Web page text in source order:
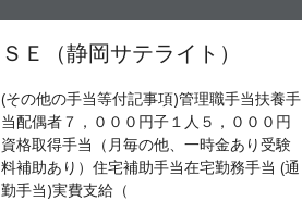
ＳＥ（静岡サテライト）
(その他の手当等付記事項)管理職手当扶養手
当配偶者７，０００円子１人５，０００円
資格取得手当（月毎の他、一時金あり受験
料補助あり）住宅補助手当在宅勤務手当 (通
勤手当)実費支給（